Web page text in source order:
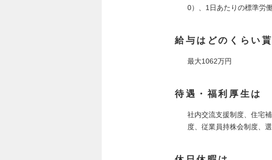
0）、1日あたりの標準労
給与はどのくらい
最大1062万円
待遇・福利厚生は
社内交流支援制度、住宅
度、従業員持株会制度、